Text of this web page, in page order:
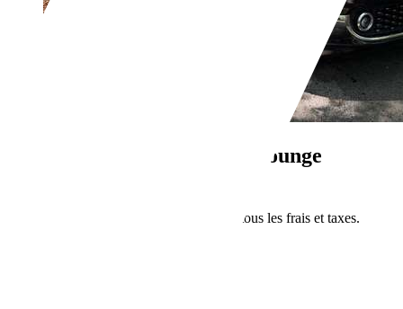
500 1.2i ECO Lounge
Prix public final incluant tous les frais et taxes.